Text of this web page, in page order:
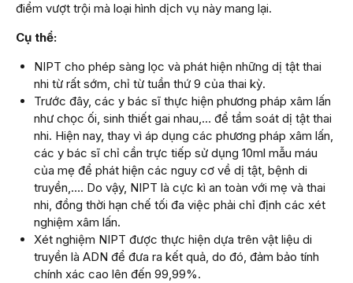
điểm vượt trội mà loại hình dịch vụ này mang lại.
Cụ thể:
NIPT cho phép sàng lọc và phát hiện những dị tật thai
nhi từ rất sớm, chỉ từ tuần thứ 9 của thai kỳ.
Trước đây, các y bác sĩ thực hiện phương pháp xâm lấn
như chọc ối, sinh thiết gai nhau,… để tầm soát dị tật thai
nhi. Hiện nay, thay vì áp dụng các phương pháp xâm lấn,
các y bác sĩ chỉ cần trực tiếp sử dụng 10ml mẫu máu
của mẹ để phát hiện các nguy cơ về dị tật, bệnh di
truyền,…. Do vậy, NIPT là cực kì an toàn với mẹ và thai
nhi, đồng thời hạn chế tối đa việc phải chỉ định các xét
nghiệm xâm lấn.
Xét nghiệm NIPT được thực hiện dựa trên vật liệu di
truyền là ADN để đưa ra kết quả, do đó, đảm bảo tính
chính xác cao lên đến 99,99%.